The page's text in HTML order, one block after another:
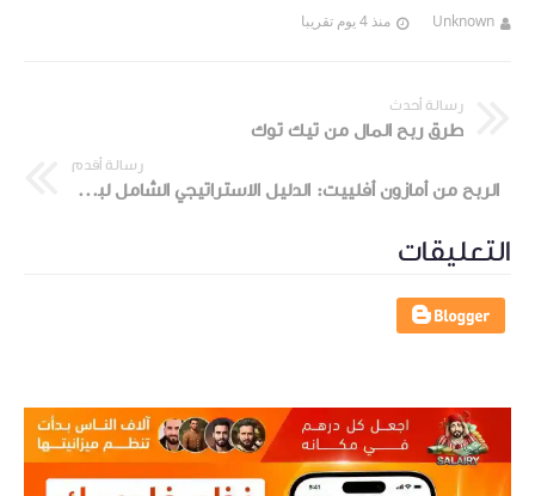
Unknown منذ 4 يوم تقريبا
رسالة أحدث
طرق ربح المال من تيك توك
رسالة أقدم
الربح من أمازون أفلييت: الدليل الاستراتيجي الشامل لبناء دخل سلبي مستدام
التعليقات